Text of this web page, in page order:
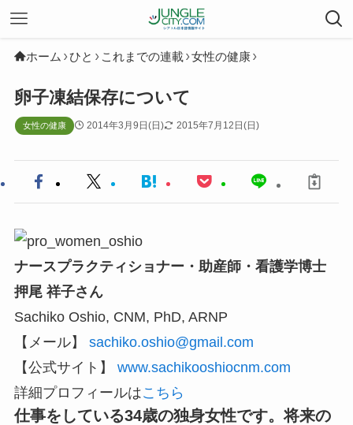
ホーム ひと これまでの連載 女性の健康
卵子凍結保存について
女性の健康 2014年3月9日(日) 2015年7月12日(日)
ナースプラクティショナー・助産師・看護学博士
押尾 祥子さん
Sachiko Oshio, CNM, PhD, ARNP
【メール】 sachiko.oshio@gmail.com
【公式サイト】 www.sachikooshiocnm.com
詳細プロフィールはこちら
仕事をしている34歳の独身女性です。将来の